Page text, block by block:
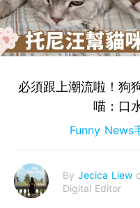
必須跟上潮流啦！狗
喵：口
Funny News
By Jecica Liew
Digital Editor